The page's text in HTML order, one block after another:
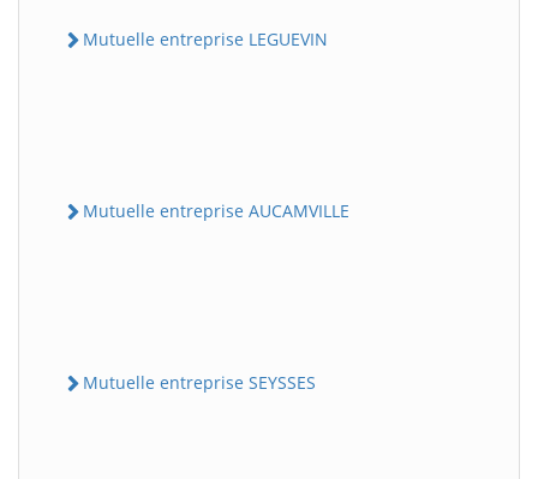
Mutuelle entreprise LEGUEVIN
Mutuelle entreprise AUCAMVILLE
Mutuelle entreprise SEYSSES